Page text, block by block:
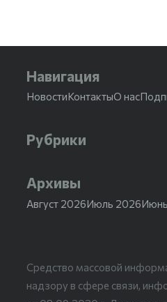
Навигация
НовостиКонтактыО нас
Рубрики
Архивы
Август 2026Июль 2026
Средство массовой
надзору в сфере связи,